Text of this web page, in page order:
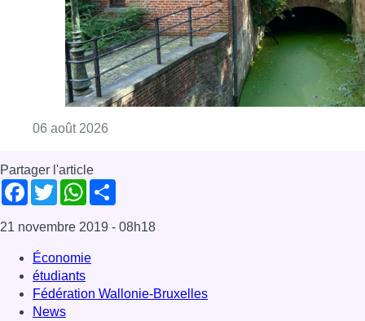
06 août 2026
Partager l'article
Facebook
TwitterWhatsApp
21 novembre 2019 - 08h18
Économie
étudiants
Fédération Wallonie-Bruxelles
News